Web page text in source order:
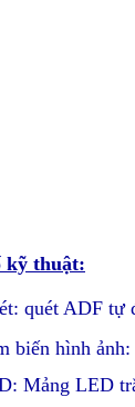
kỹ thuật:
quét ADF tự
biến hình
Mảng LED